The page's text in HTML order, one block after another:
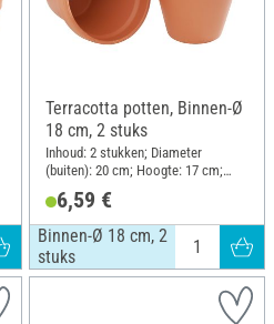
Terracotta potten, Binnen-Ø
18 cm, 2 stuks
Inhoud: 2 stukken; Diameter
(buiten): 20 cm; Hoogte: 17 cm;
6,59 €
Binnen-Ø 18 cm, 2
stuks